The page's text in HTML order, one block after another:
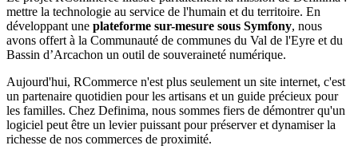
mettre la technologie au service de l'humain et du territoire. En
développant une plateforme sur-mesure sous Symfony, nous
avons offert à la Communauté de communes du Val de l'Eyre et du
Bassin d’Arcachon un outil de souveraineté numérique.
Aujourd'hui, RCommerce n'est plus seulement un site internet, c'est
un partenaire quotidien pour les artisans et un guide précieux pour
les familles. Chez Definima, nous sommes fiers de démontrer qu'un
logiciel peut être un levier puissant pour préserver et dynamiser la
richesse de nos commerces de proximité.